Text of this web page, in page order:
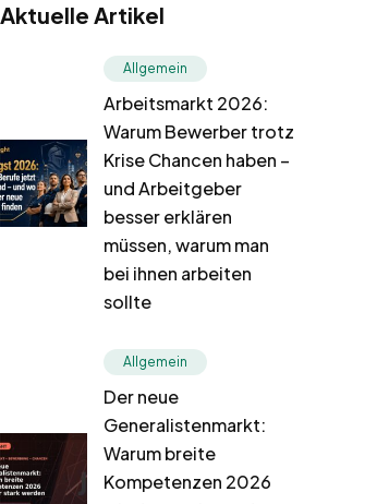
Aktuelle Artikel
Allgemein
Arbeitsmarkt 2026:
Warum Bewerber trotz
Krise Chancen haben –
und Arbeitgeber
besser erklären
müssen, warum man
bei ihnen arbeiten
sollte
Allgemein
Der neue
Generalistenmarkt:
Warum breite
Kompetenzen 2026